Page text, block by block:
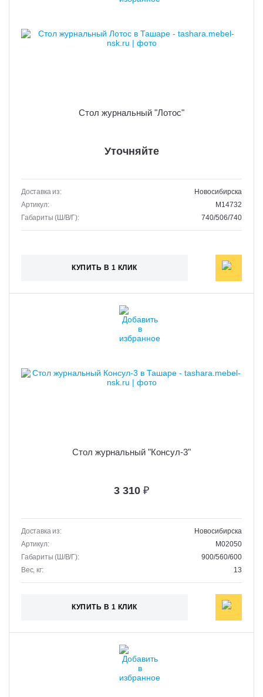
Стол журнальный "Лотос"
Уточняйте
Доставка из:
Новосибирска
Артикул:
M14732
Габариты (Ш/В/Г):
740/506/740
КУПИТЬ В 1 КЛИК
Стол журнальный "Консул-3"
3 310 ₽
Доставка из:
Новосибирска
Артикул:
M02050
Габариты (Ш/В/Г):
900/560/600
Вес, кг:
13
КУПИТЬ В 1 КЛИК